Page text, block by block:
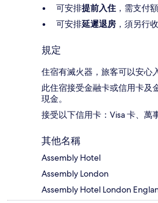
可安排提前入住 ，需支付
可安排延遲退房 ，須另行
規定
住宿有滅火器，旅客可以安心
此住宿接受金融卡或信用卡及
現金。
接受以下信用卡：Visa 卡、萬
其他名稱
Assembly Hotel
Assembly London
Assembly Hotel London